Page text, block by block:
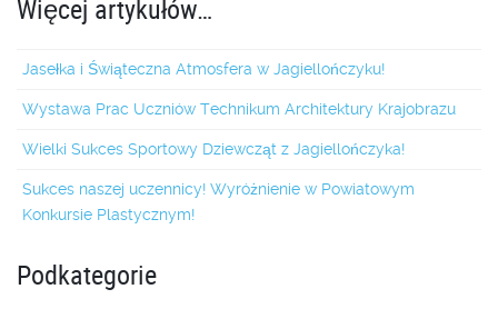
Więcej artykułów…
Jasełka i Świąteczna Atmosfera w Jagiellończyku!
Wystawa Prac Uczniów Technikum Architektury Krajobrazu
Wielki Sukces Sportowy Dziewcząt z Jagiellończyka!
Sukces naszej uczennicy! Wyróżnienie w Powiatowym
Konkursie Plastycznym!
Podkategorie